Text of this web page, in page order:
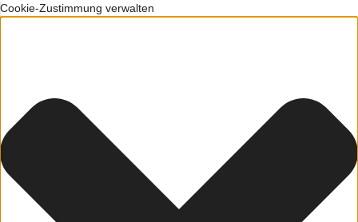
Cookie-Zustimmung verwalten